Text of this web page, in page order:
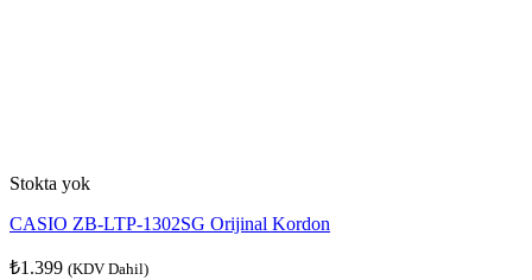
Stokta yok
CASIO ZB-LTP-1302SG Orijinal Kordon
₺1.399 (KDV Dahil)